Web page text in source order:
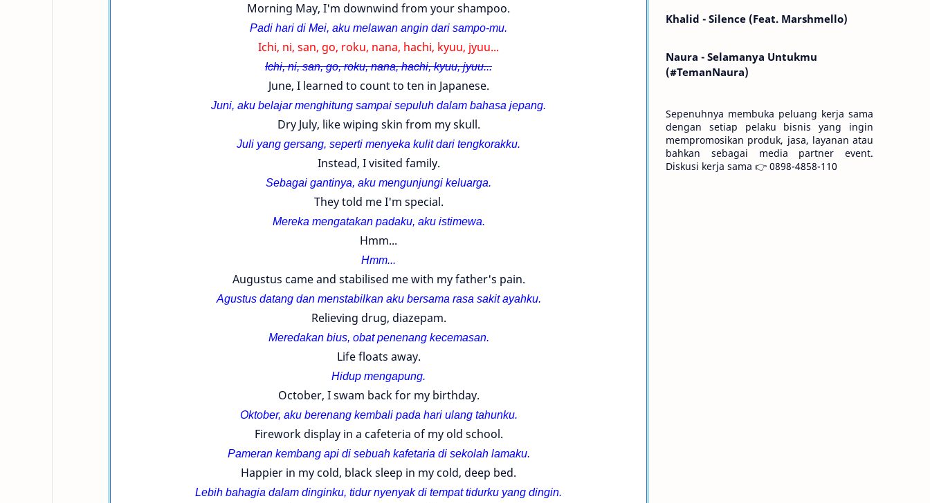
Morning May, I'm downwind from your shampoo.
Padi hari di Mei, aku melawan angin dari sampo-mu.
Ichi, ni, san, go, roku, nana, hachi, kyuu, jyuu...
Ichi, ni, san, go, roku, nana, hachi, kyuu, jyuu...
June, I learned to count to ten in Japanese.
Juni, aku belajar menghitung sampai sepuluh dalam bahasa jepang.
Dry July, like wiping skin from my skull.
Juli yang gersang, seperti menyeka kulit dari tengkorakku.
Instead, I visited family.
Sebagai gantinya, aku mengunjungi keluarga.
They told me I'm special.
Mereka mengatakan padaku, aku istimewa.
Hmm...
Hmm...
Augustus came and stabilised me with my father's pain.
Agustus datang dan menstabilkan aku bersama rasa sakit ayahku.
Relieving drug, diazepam.
Meredakan bius, obat penenang kecemasan.
Life floats away.
Hidup mengapung.
October, I swam back for my birthday.
Oktober, aku berenang kembali pada hari ulang tahunku.
Firework display in a cafeteria of my old school.
Pameran kembang api di sebuah kafetaria di sekolah lamaku.
Happier in my cold, black sleep in my cold, deep bed.
Lebih bahagia dalam dinginku, tidur nyenyak di tempat tidurku yang dingin.
Khalid - Silence (Feat. Marshmello)
Naura - Selamanya Untukmu
(#TemanNaura)
Sepenuhnya membuka peluang kerja sama
dengan setiap pelaku bisnis yang ingin
mempromosikan produk, jasa, layanan atau
bahkan sebagai media partner event.
Diskusi kerja sama 👉 0898-4858-110